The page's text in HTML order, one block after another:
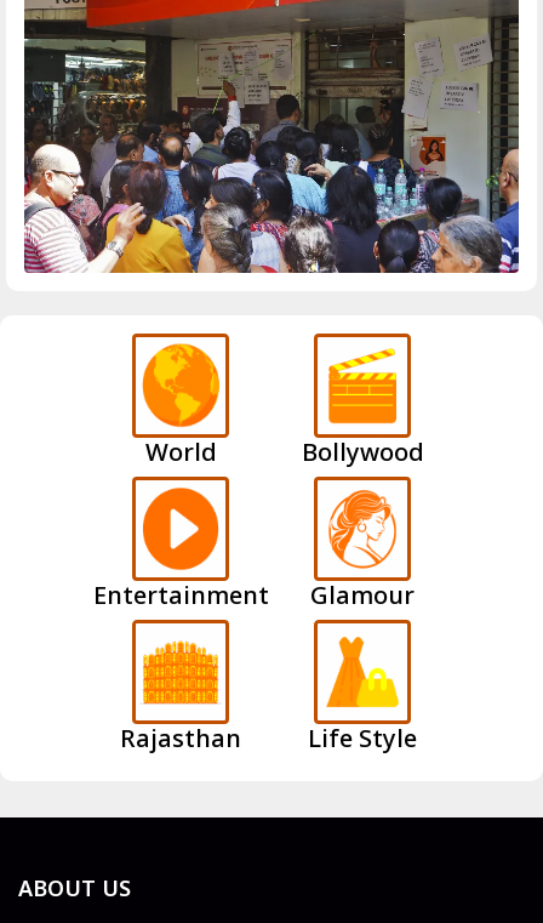
World Bollywood
Entertainment Glamour
Rajasthan Life Style
ABOUT US